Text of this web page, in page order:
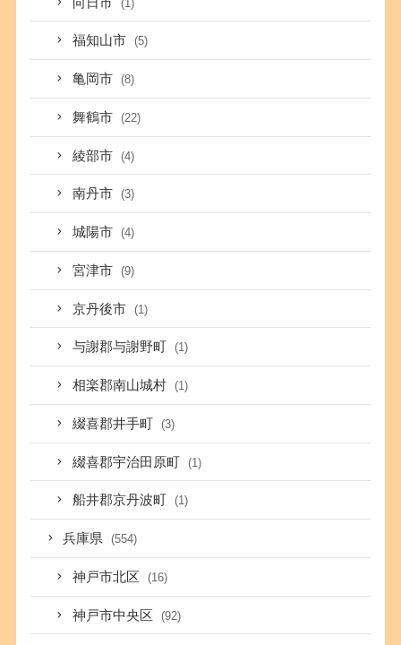
(1)
福知山市 (5)
亀岡市 (8)
舞鶴市 (22)
綾部市 (4)
南丹市 (3)
城陽市 (4)
宮津市 (9)
京丹後市 (1)
与謝郡与謝野町 (1)
相楽郡南山城村 (1)
綴喜郡井手町 (3)
綴喜郡宇治田原町 (1)
船井郡京丹波町 (1)
兵庫県 (554)
神戸市北区 (16)
神戸市中央区 (92)